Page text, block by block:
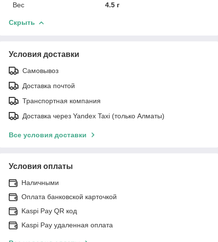
Вес 4.5 г
Скрыть
Условия доставки
Самовывоз
Доставка почтой
Транспортная компания
Доставка через Yandex Taxi (только Алматы)
Все условия доставки
Условия оплаты
Наличными
Оплата банковской карточкой
Kaspi Pay QR код
Kaspi Pay удаленная оплата